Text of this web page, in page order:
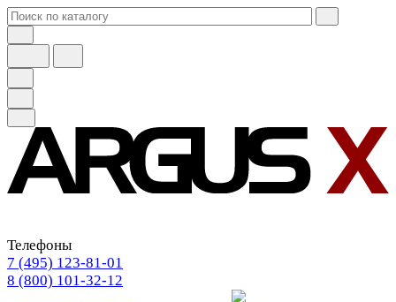
Телефоны
7 (495) 123-81-01
8 (800) 101-32-12